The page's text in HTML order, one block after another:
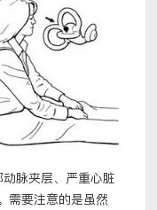
脉夹层、严重心脏
需要注意的是虽然